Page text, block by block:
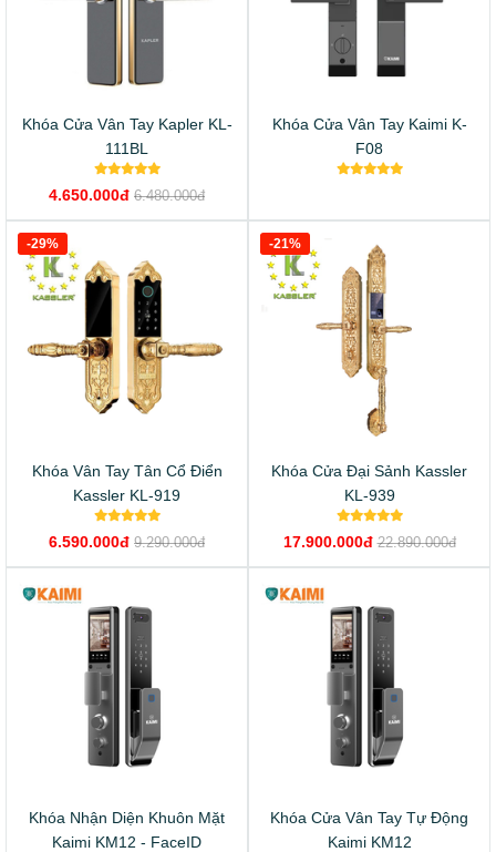
Khóa Cửa Vân Tay Kapler KL-
111BL
4.650.000đ 6.480.000đ
Khóa Cửa Vân Tay Kaimi K-
F08
Khóa Vân Tay Tân Cổ Điển
Kassler KL-919
6.590.000đ 9.290.000đ
-29%
Khóa Cửa Đại Sảnh Kassler
KL-939
17.900.000đ 22.890.000đ
-21%
Khóa Nhận Diện Khuôn Mặt
Kaimi KM12 - FaceID
Khóa Cửa Vân Tay Tự Động
Kaimi KM12